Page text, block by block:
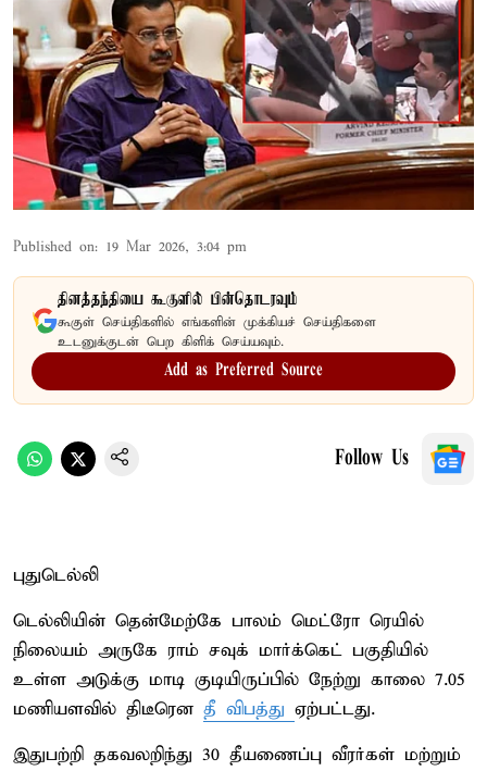
Published on: 19 Mar 2026, 3:04 pm
தினத்தந்தியை கூகுளில் பின்தொடரவும்
கூகுள் செய்திகளில் எங்களின் முக்கியச் செய்திகளை
உடனுக்குடன் பெற கிளிக் செய்யவும்.
Add as Preferred Source
Follow Us
புதுடெல்லி
டெல்லியின் தென்மேற்கே பாலம் மெட்ரோ ரெயில்
நிலையம் அருகே ராம் சவுக் மார்க்கெட் பகுதியில்
உள்ள அடுக்கு மாடி குடியிருப்பில் நேற்று காலை 7.05
மணியளவில் திடீரென தீ விபத்து ஏற்பட்டது.
இதுபற்றி தகவலறிந்து 30 தீயணைப்பு வீரர்கள் மற்றும்